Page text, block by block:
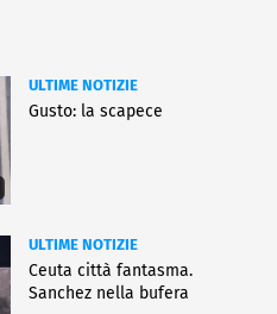
ULTIME NOTIZIE
Gusto: la scapece
ULTIME NOTIZIE
Ceuta città fantasma.
Sanchez nella bufera